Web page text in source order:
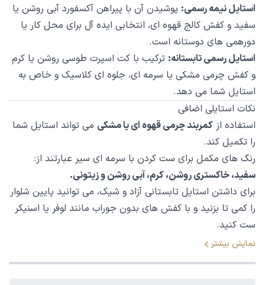
استایل نیمه رسمی: پوشیدن آن با پیراهن آکسفورد آبی روشن یا
سفید و کفش کالج قهوه ای، انتخابی ایده آل برای محل کار یا
دورهمی های دوستانه است.
استایل رسمی تابستانه: ترکیب با کت اسپرت طوسی روشن یا کرم
و کفش چرمی مشکی یا سرمه ای، جلوه ای کلاسیک و خاص به
استایل شما می دهد.
نکات استایلی اضافی
استفاده از کمربند چرمی قهوه ای یا مشکی می تواند استایل شما
را تکمیل کند.
رنگ های مکمل برای ست کردن با سرمه ای سیر عبارتند از:
سفید، خاکستری روشن، کرم، آبی روشن و زیتونی.
برای داشتن استایل تابستانی آزاد و شیک، می توانید پایین شلوار
را کمی تا بزنید و با کفش های بدون جوراب مانند لوفر یا اسنیکر
ست کنید.
نمایش بیشتر